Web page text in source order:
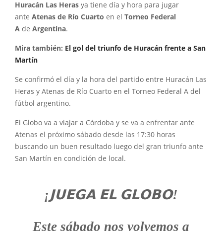
Huracán Las Heras ya tiene día y hora para jugar
ante Atenas de Río Cuarto en el Torneo Federal
A de Argentina.
Mira también: El gol del triunfo de Huracán frente a San
Martín
Se confirmó el día y la hora del partido entre Huracán Las
Heras y Atenas de Río Cuarto en el Torneo Federal A del
fútbol argentino.
El Globo va a viajar a Córdoba y se va a enfrentar ante
Atenas el próximo sábado desde las 17:30 horas
buscando un buen resultado luego del gran triunfo ante
San Martín en condición de local.
¡𝗝𝗨𝗘𝗚𝗔 𝗘𝗟 𝗚𝗟𝗢𝗕𝗢!
Este sábado nos volvemos a